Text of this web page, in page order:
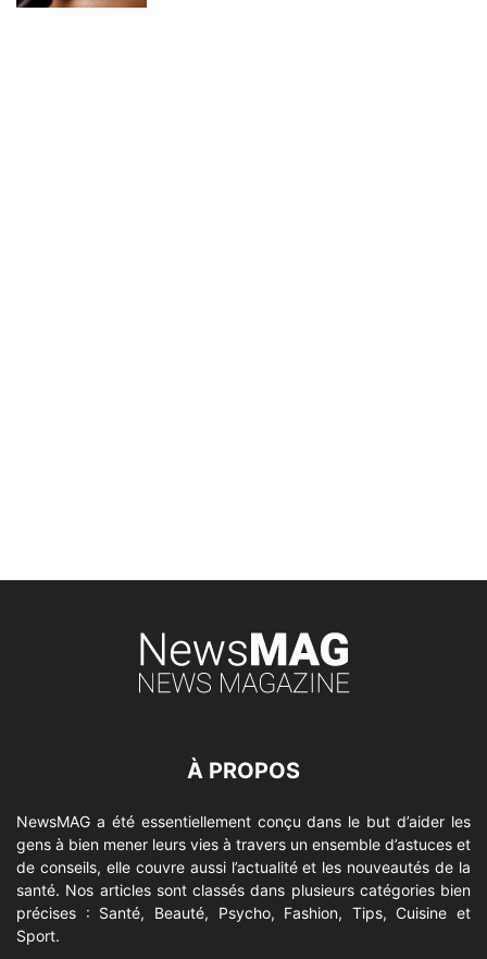
À PROPOS
NewsMAG a été essentiellement conçu dans le but d’aider les
gens à bien mener leurs vies à travers un ensemble d’astuces et
de conseils, elle couvre aussi l’actualité et les nouveautés de la
santé. Nos articles sont classés dans plusieurs catégories bien
précises : Santé, Beauté, Psycho, Fashion, Tips, Cuisine et
Sport.